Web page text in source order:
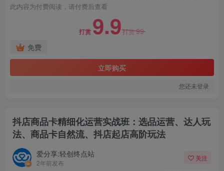
此内容为付费阅读，请付费后查看
打赏 9.9打赏99
免费
立即购买
您还未登录
抖店商品卡精细化运营实战班：选品运营、达人玩
法、商品卡自然流、抖店起店高阶玩法
爱分享:轻创终点站
2年前发布
关注